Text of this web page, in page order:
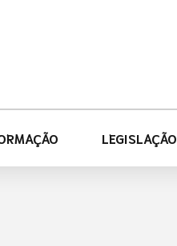
LEGISLAÇÃO